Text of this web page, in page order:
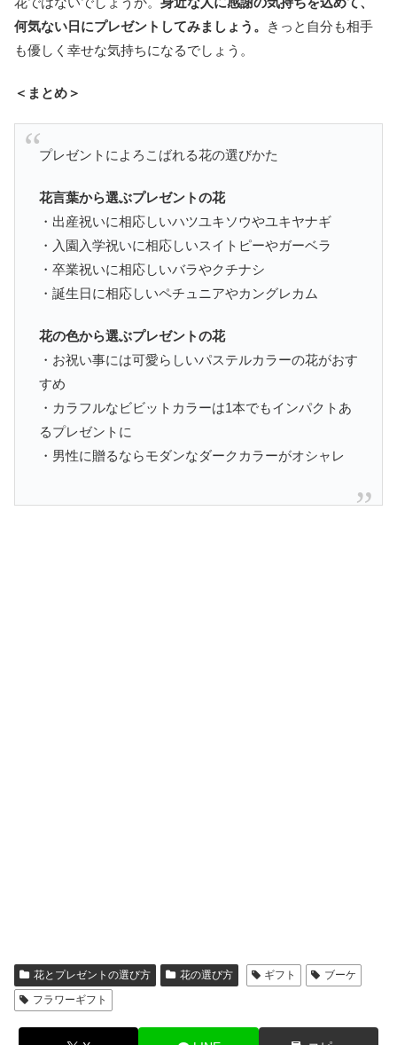
何気ない日にプレゼントしてみましょう。
きっと自分も相手
も優しく幸せな気持ちになるでしょう。
＜まとめ＞
プレゼントによろこばれる花の選びかた
花言葉から選ぶプレゼントの花
・出産祝いに相応しいハツユキソウやユキヤナギ
・入園入学祝いに相応しいスイトピーやガーベラ
・卒業祝いに相応しいバラやクチナシ
・誕生日に相応しいペチュニアやカングレカム
花の色から選ぶプレゼントの花
・お祝い事には可愛らしいパステルカラーの花がおす
すめ
・カラフルなビビットカラーは1本でもインパクトあ
るプレゼントに
・男性に贈るならモダンなダークカラーがオシャレ
花とプレゼントの選び方 花の選び方 ギフト
ブーケ
フラワーギフト